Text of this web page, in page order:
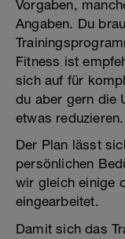
Vorgaben,
Angaben. Du
Fitness ist
sich auf für
du aber gern die
etwas reduzieren.
Der Plan lässt
persönlichen
wir gleich einige
eingearbeitet.
Damit sich das